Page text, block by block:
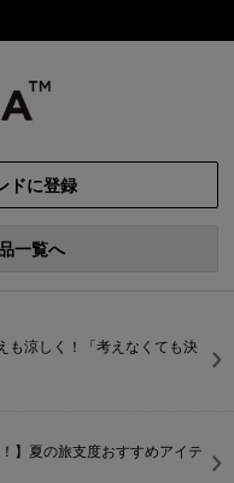
ドに登録
一覧へ
も涼しく！「考えなくても決
】夏の旅支度おすすめアイテ